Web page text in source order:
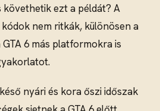
követhetik ezt a példát? A
nem ritkák, különösen a
6 más platformokra is
nyári és kora őszi időszak